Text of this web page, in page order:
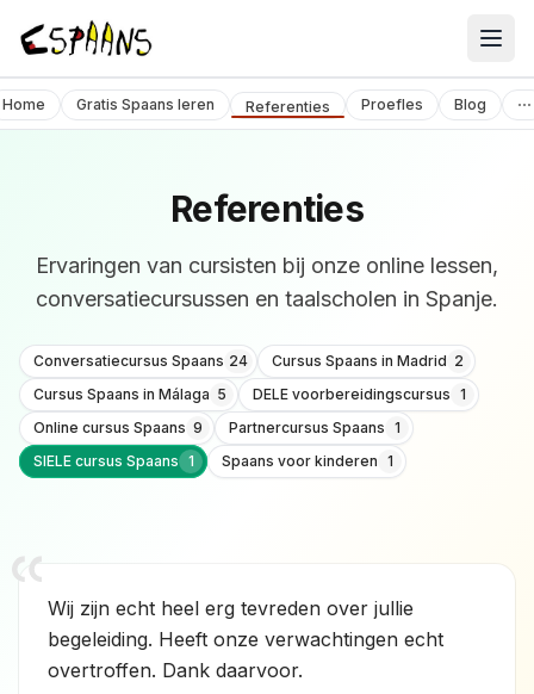
Cursusaanbod
Home Gratis Spaans leren Referenties Proefles Blog ⋯
Referenties
Ervaringen van cursisten bij onze online lessen,
conversatiecursussen en taalscholen in Spanje.
Conversatiecursus Spaans 24 Cursus Spaans in Madrid 2
Cursus Spaans in Málaga 5 DELE voorbereidingscursus 1
Online cursus Spaans 9 Partnercursus Spaans 1
SIELE cursus Spaans 1 Spaans voor kinderen 1
Wij zijn echt heel erg tevreden over jullie
begeleiding. Heeft onze verwachtingen echt
overtroffen. Dank daarvoor.